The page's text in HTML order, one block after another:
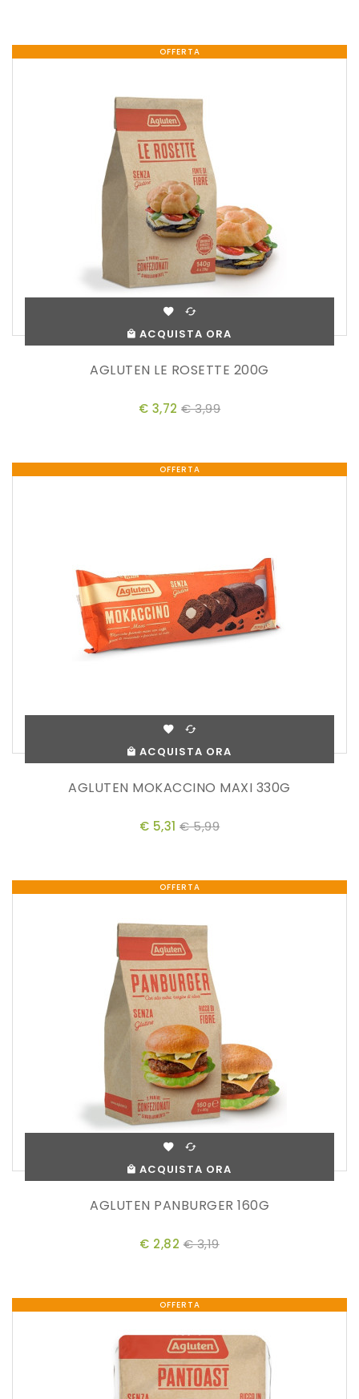
OFFERTA
ACQUISTA ORA
AGLUTEN LE ROSETTE 200G
€ 3,72 € 3,99
OFFERTA
ACQUISTA ORA
AGLUTEN MOKACCINO MAXI 330G
€ 5,31 € 5,99
OFFERTA
ACQUISTA ORA
AGLUTEN PANBURGER 160G
€ 2,82 € 3,19
OFFERTA